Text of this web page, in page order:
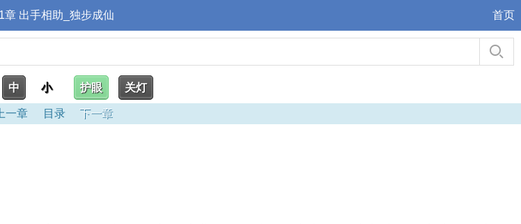
章 出手相助_独步成仙 首页
中 小 护眼 关灯
上一章 目录 下一章